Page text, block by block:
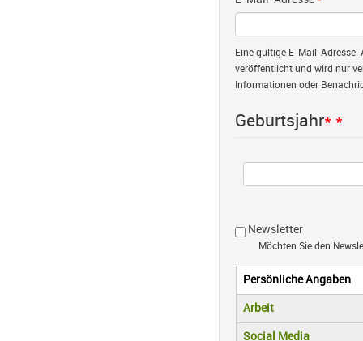
Eine gültige E-Mail-Adresse.
veröffentlicht und wird nur
Informationen oder
Geburtsjahr* *
Newsletter
Möchten Sie den
Vertikale
Persönliche Angaben
(aktiver Reiter)
Arbeit
Social Media